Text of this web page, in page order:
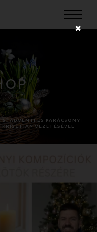
5. ADVENTI ÉS KARÁCSONYI
KRISZTIÁN VEZETÉSÉVEL
✖